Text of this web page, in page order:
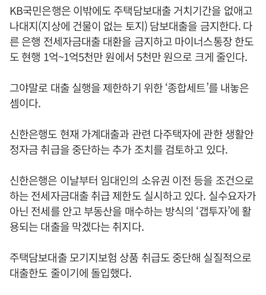
KB국민은행은 이밖에도 주택담보대출 거치기간을 없애고
나대지(지상에 건물이 없는 토지) 담보대출을 금지한다. 다
른 은행 전세자금대출 대환을 금지하고 마이너스통장 한도
도 현행 1억~1억5천만 원에서 5천만 원으로 크게 줄인다.
그야말로 대출 실행을 제한하기 위한 ‘종합세트’를 내놓은
셈이다.
신한은행도 현재 가계대출과 관련 다주택자에 관한 생활안
정자금 취급을 중단하는 추가 조치를 검토하고 있다.
신한은행은 이날부터 임대인의 소유권 이전 등을 조건으로
하는 전세자금대출 취급 제한도 실시하고 있다. 실수요자가
아닌 전세를 안고 부동산을 매수하는 방식의 ‘갭투자’에 활
용되는 대출을 막겠다는 취지다.
주택담보대출 모기지보험 상품 취급도 중단해 실질적으로
대출한도 줄이기에 돌입했다.